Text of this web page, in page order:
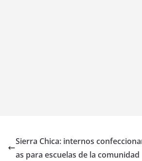
Sierra Chica: internos
as para escuelas de la comunidad